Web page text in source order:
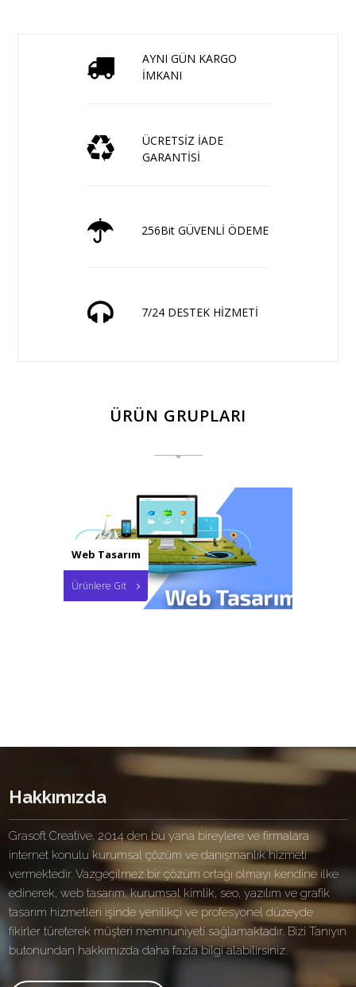
AYNI GÜN KARGO
İMKANI
ÜCRETSİZ İADE
GARANTİSİ
256Bit GÜVENLİ ÖDEME
7/24 DESTEK HİZMETİ
ÜRÜN GRUPLARI
Web Tasarım
Ürünlere Git
Hakkımızda
Grasoft Creative, 2014 den bu yana bireylere ve firmalara
internet konulu kurumsal çözüm ve danışmanlık hizmeti
vermektedir. Vazgeçilmez bir çözüm ortağı olmayı kendine ilke
edinerek, web tasarım, kurumsal kimlik, seo, yazılım ve grafik
tasarım hizmetleri işinde yenilikçi ve profesyonel düzeyde
fikirler türeterek müşteri memnuniyeti sağlamaktadır. Bizi Tanıyın
butonundan hakkımızda daha fazla bilgi alabilirsiniz.